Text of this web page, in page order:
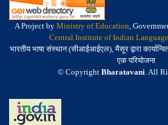
A Project by Ministry of Education,
Central Institute of Indian
भारतीय भाषा संस्थान (सीआईआईएल), मैसूर द्वारा
एक परियोजना
© Copyright Bharatavani. All